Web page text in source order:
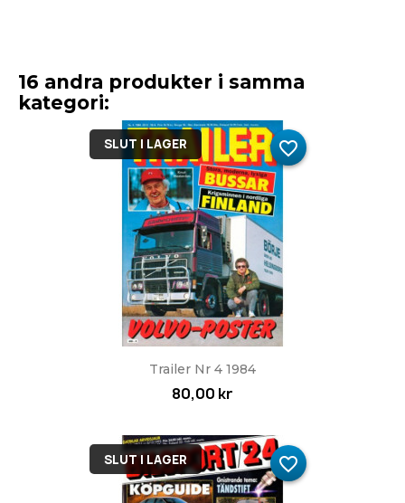
16 andra produkter i samma
kategori:
Trailer Nr 4 1984
80,00 kr
SLUT I LAGER favorite_border
SLUT I LAGER favorite_border